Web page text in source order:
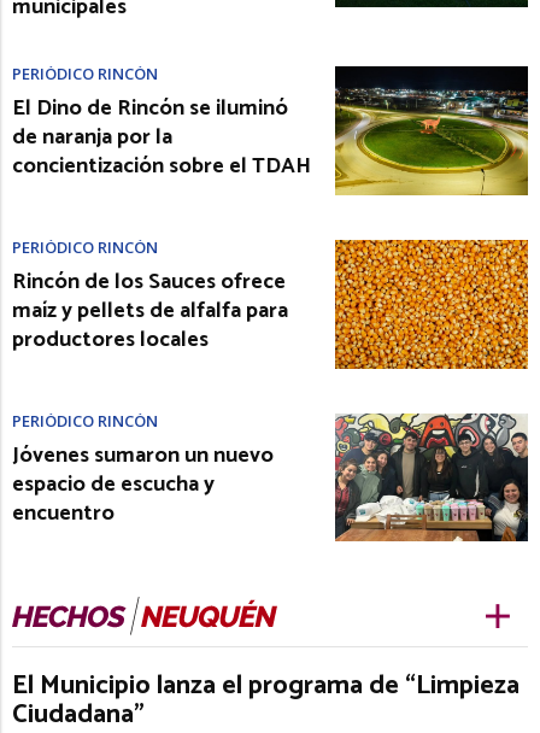
municipales
PERIÓDICO RINCÓN
El Dino de Rincón se iluminó
de naranja por la
concientización sobre el TDAH
PERIÓDICO RINCÓN
Rincón de los Sauces ofrece
maíz y pellets de alfalfa para
productores locales
PERIÓDICO RINCÓN
Jóvenes sumaron un nuevo
espacio de escucha y
encuentro
El Municipio lanza el programa de “Limpieza
Ciudadana”